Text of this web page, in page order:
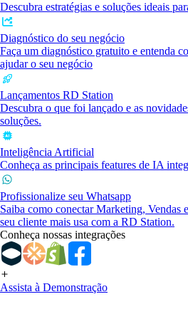
Descubra estratégias e soluções ideais
Diagnóstico do seu negócio
Faça um diagnóstico gratuito e entenda
ajudar o seu negócio
Lançamentos RD Station
Descubra o que foi lançado e as
soluções.
Inteligência Artificial
Conheça as principais features de IA
Profissionalize seu Whatsapp
Saiba como conectar Marketing, Vendas
seu cliente mais usa com a RD Station.
Conheça nossas integrações
Assista à Demonstração